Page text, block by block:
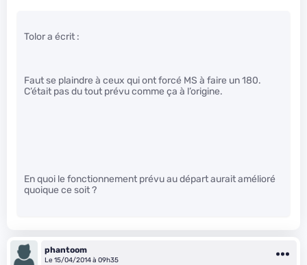
Tolor a écrit :
Faut se plaindre à ceux qui ont forcé MS à faire un 180.
C’était pas du tout prévu comme ça à l’origine.
En quoi le fonctionnement prévu au départ aurait amélioré
quoique ce soit ?
phantoom
Le 15/04/2014 à 09h35